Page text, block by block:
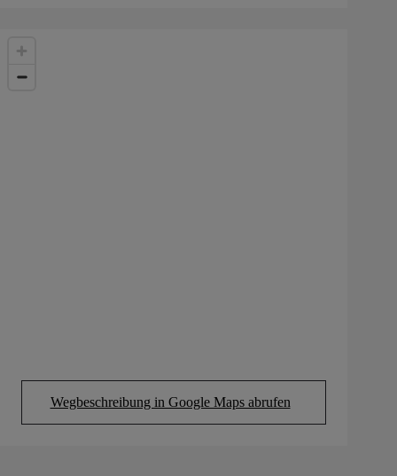
Wegbeschreibung in Google Maps abrufen
(Opens in new tab)